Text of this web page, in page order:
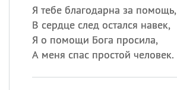
Я тебе благодарна за помощь,
В сердце след остался навек,
Я о помощи Бога просила,
А меня спас простой человек.